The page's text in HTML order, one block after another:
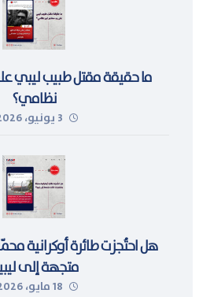
ما حقيقة مقتل طبيب ليبي
نظامي؟
3 يونيو، 2026
هل احتُجزت طائرة أوكرانية
متجهة إلى
18 مايو، 2026